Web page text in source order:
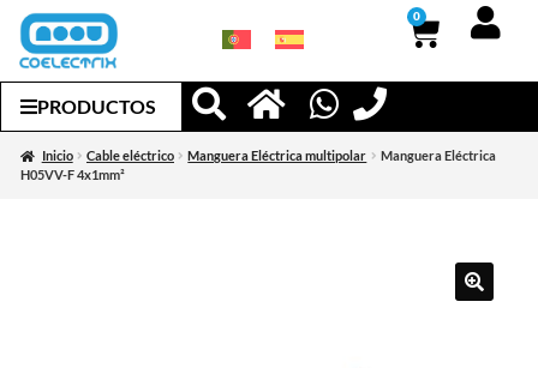
0
PRODUCTOS
Inicio Cable eléctrico Manguera Eléctrica multipolar
Manguera Eléctrica
H05VV-F 4x1mm²